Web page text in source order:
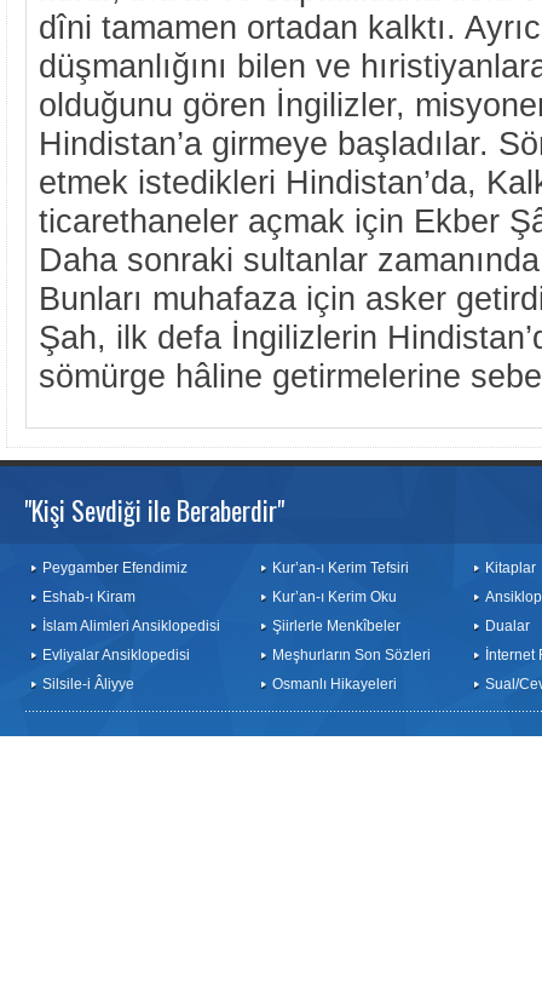
dîni tamamen ortadan kalktı.
düşmanlığını bilen ve
olduğunu gören İngilizler,
Hindistan’a girmeye başladılar.
etmek istedikleri Hindistan’da,
ticarethaneler açmak için Ekber
Daha sonraki sultanlar
Bunları muhafaza için asker
Şah, ilk defa İngilizlerin
sömürge hâline getirmelerine
"Kişi Sevdiği ile Beraberdir"
Peygamber Efendimiz
Eshab-ı Kiram
İslam Alimleri Ansiklopedisi
Evliyalar Ansiklopedisi
Silsile-i Âliyye
Kur’an-ı Kerim Tefsiri
Kur’an-ı Kerim Oku
Şiirlerle Menkîbeler
Meşhurların Son Sözleri
Osmanlı Hikayeleri
Kitaplar
Dualar
İnternet
Sual/